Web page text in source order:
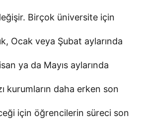
Birçok üniversite için
Ocak veya Şubat aylarında
ya da Mayıs aylarında
kurumların daha erken son
için öğrencilerin süreci son